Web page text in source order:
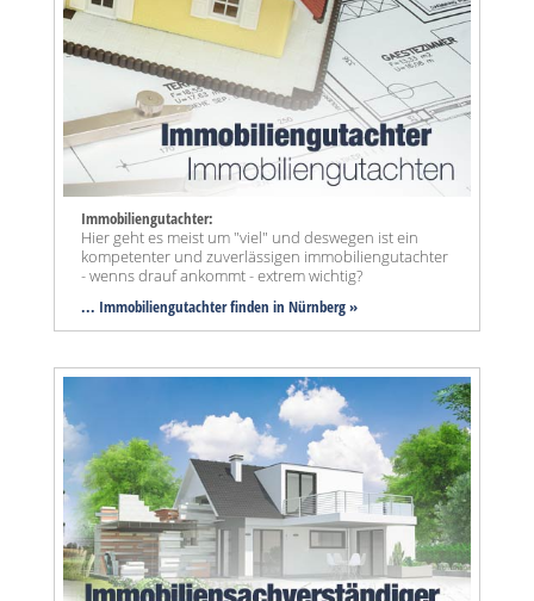
Immobiliengutachter:
Hier geht es meist um "viel" und deswegen ist ein
kompetenter und zuverlässigen immobiliengutachter
- wenns drauf ankommt - extrem wichtig?
... Immobiliengutachter finden in Nürnberg »